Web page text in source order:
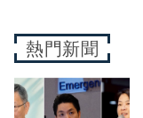
熱門新聞